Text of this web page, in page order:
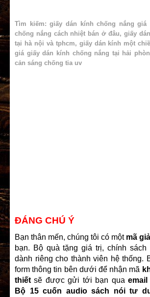
Tìm kiếm: giấy dán kính chống nắng giá
chống nắng cách nhiệt bán ở đâu, giấy
tại hà nội và tphcm, giấy dán kính một
giá giấy dán kính chống nắng tại hải
cản sáng chống tia uv
ĐÁNG CHÚ Ý
Bạn thân mến, chúng tôi có một mã
bạn. Bộ quà tặng giá trị, chính
dành riêng cho thành viên hệ thống.
form thông tin bên dưới để nhận mã
thiết sẽ được gửi tới bạn qua email
Bộ 15 cuốn audio sách nói tư